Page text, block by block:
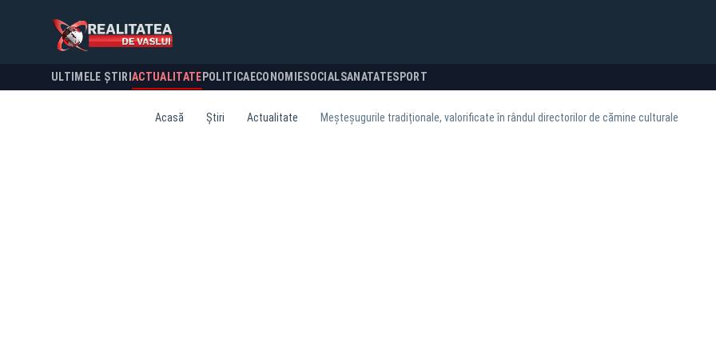
ULTIMELE ȘTIRI ACTUALITATE POLITICA ECONOMIESOCIALSANATATESPORT
Acasă Știri Actualitate Meșteșugurile tradiționale, valorificate în rândul directorilor de cămine culturale